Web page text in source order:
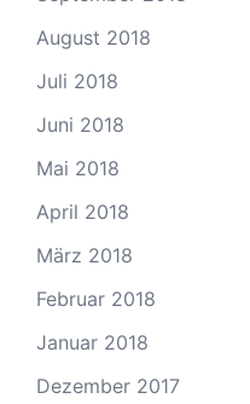
August 2018
Juli 2018
Juni 2018
Mai 2018
April 2018
März 2018
Februar 2018
Januar 2018
Dezember 2017